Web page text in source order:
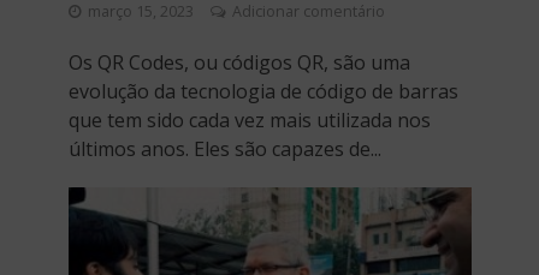
março 15, 2023 Adicionar comentário
Os QR Codes, ou códigos QR, são uma
evolução da tecnologia de código de barras
que tem sido cada vez mais utilizada nos
últimos anos. Eles são capazes de...